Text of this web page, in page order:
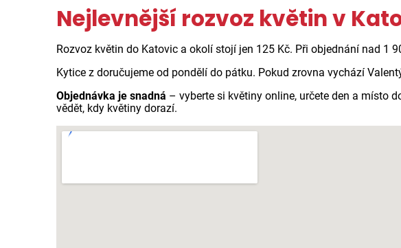
Nejlevnější rozvoz květin v
Rozvoz květin do Katovic a okolí stojí jen 125 Kč. Při objednání nad 1
Kytice z doručujeme od pondělí do pátku. Pokud zrovna vychází
Objednávka je snadná – vyberte si květiny online, určete den a místo
vědět, kdy květiny dorazí.